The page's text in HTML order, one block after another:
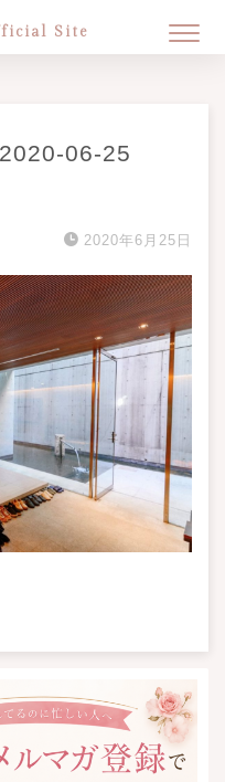
Site
06-25
2020年6月25日